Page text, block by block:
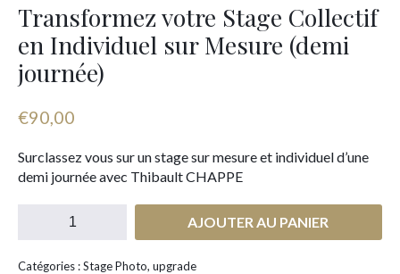
Transformez votre Stage Collectif
en Individuel sur Mesure (demi
journée)
€90,00
Surclassez vous sur un stage sur mesure et individuel d’une
demi journée avec Thibault CHAPPE
AJOUTER AU PANIER
Catégories : Stage Photo, upgrade